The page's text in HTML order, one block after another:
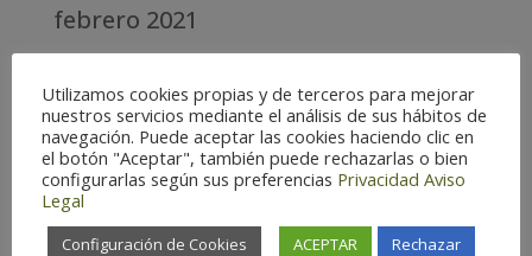
febrero 2021
abril 2020
marzo 2020
febrero 2019
Utilizamos cookies propias y de terceros para mejorar
nuestros servicios mediante el análisis de sus hábitos de
navegación. Puede aceptar las cookies haciendo clic en
el botón "Aceptar", también puede rechazarlas o bien
configurarlas según sus preferencias Privacidad Aviso
Legal
Configuración de Cookies ACEPTAR Rechazar